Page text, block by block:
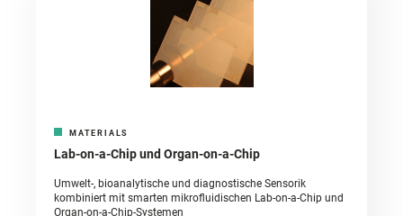
MATERIALS
Lab-on-a-Chip und Organ-on-a-Chip
Umwelt-, bioanalytische und diagnostische Sensorik
kombiniert mit smarten mikrofluidischen Lab-on-a-Chip und
Organ-on-a-Chip-Systemen